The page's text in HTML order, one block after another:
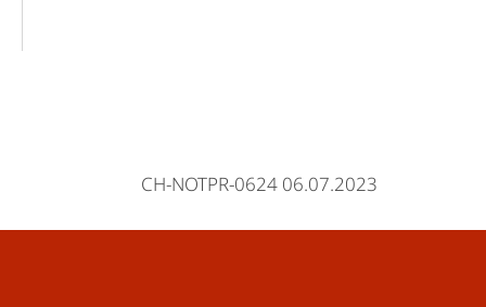
CH-NOTPR-0624 06.07.2023